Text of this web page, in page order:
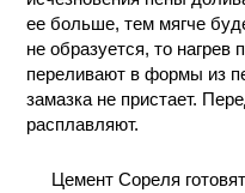
ее больше, тем мягче
не образуется, то нагрев
переливают в формы из
замазка не пристает.
расплавляют.
Цемент Сореля